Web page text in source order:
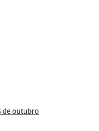
de outubro